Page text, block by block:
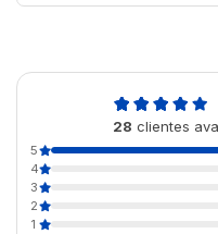
28 clientes
5
4
3
2
1